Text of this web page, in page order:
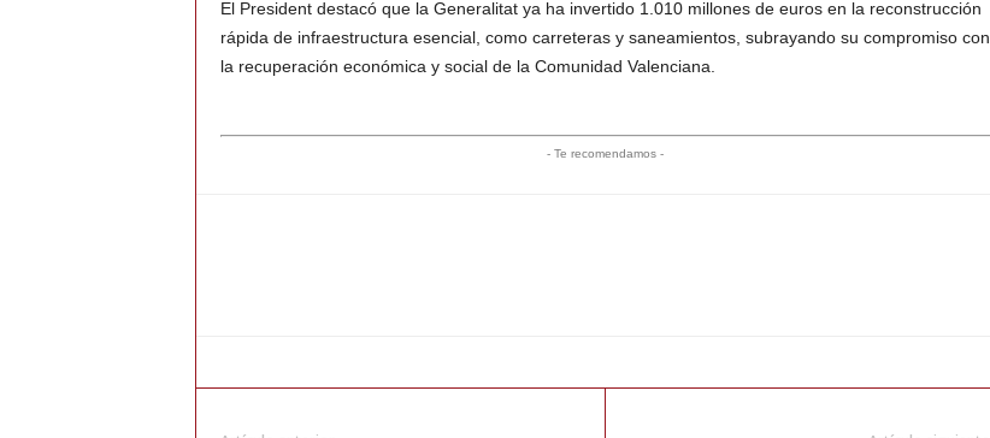
El President destacó que la Generalitat ya ha invertido 1.010 millones de euros en la reconstrucción
rápida de infraestructura esencial, como carreteras y saneamientos, subrayando su compromiso con
la recuperación económica y social de la Comunidad Valenciana.
- Te recomendamos -